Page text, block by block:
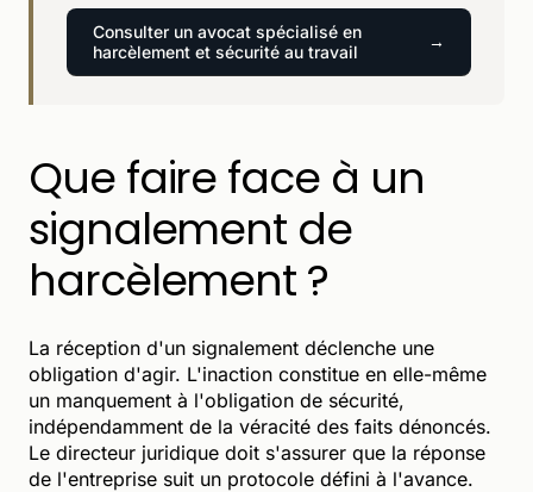
Consulter un avocat spécialisé en
harcèlement et sécurité au travail
Que faire face à un
signalement de
harcèlement ?
La réception d'un signalement déclenche une
obligation d'agir. L'inaction constitue en elle-même
un manquement à l'obligation de sécurité,
indépendamment de la véracité des faits dénoncés.
Le directeur juridique doit s'assurer que la réponse
de l'entreprise suit un protocole défini à l'avance.